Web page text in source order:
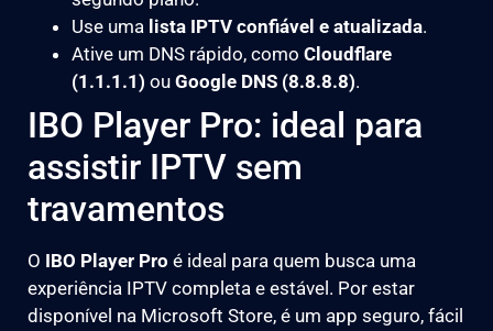
Use uma lista IPTV confiável e atualizada.
Ative um DNS rápido, como Cloudflare
(1.1.1.1) ou Google DNS (8.8.8.8).
IBO Player Pro: ideal para
assistir IPTV sem
travamentos
O IBO Player Pro é ideal para quem busca uma
experiência IPTV completa e estável. Por estar
disponível na Microsoft Store, é um app seguro, fácil